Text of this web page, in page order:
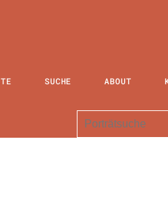
SUCHE ABOUT